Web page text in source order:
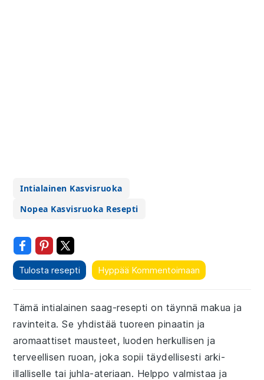
Intialainen Kasvisruoka
Nopea Kasvisruoka Resepti
Tulosta resepti Hyppää Kommentoimaan
Tämä intialainen saag-resepti on täynnä makua ja
ravinteita. Se yhdistää tuoreen pinaatin ja
aromaattiset mausteet, luoden herkullisen ja
terveellisen ruoan, joka sopii täydellisesti arki-
illalliselle tai juhla-ateriaan. Helppo valmistaa ja